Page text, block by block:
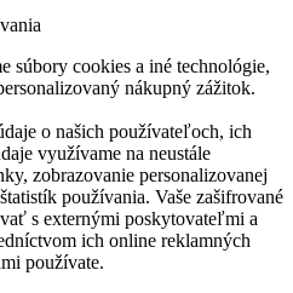
súbory cookies a iné technológie,
nákupný zážitok.
o našich používateľoch, ich
využívame na neustále
zobrazovanie personalizovanej
používania. Vaše zašifrované
s externými poskytovateľmi a
ich online reklamných
používate.